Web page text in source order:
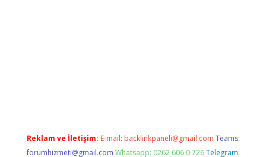
Reklam ve İletişim: E-mail: backlinkpaneli@gmail.com Teams:
forumhizmeti@gmail.com Whatsapp: 0262 606 0 726 Telegram: